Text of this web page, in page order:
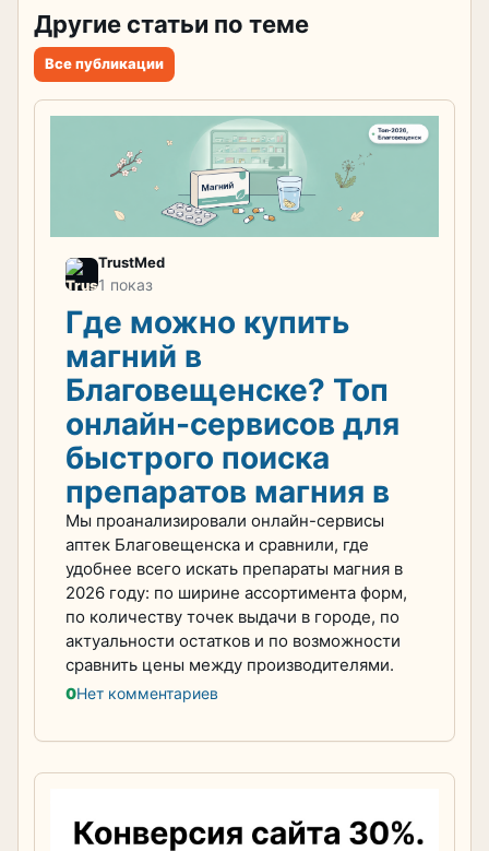
Другие статьи по теме
Все публикации
TrustMed
1 показ
Где можно купить
магний в
Благовещенске? Топ
онлайн-сервисов для
быстрого поиска
препаратов магния в
Мы проанализировали онлайн-сервисы
аптек Благовещенска и сравнили, где
удобнее всего искать препараты магния в
2026 году: по ширине ассортимента форм,
по количеству точек выдачи в городе, по
актуальности остатков и по возможности
сравнить цены между производителями.
0Нет комментариев